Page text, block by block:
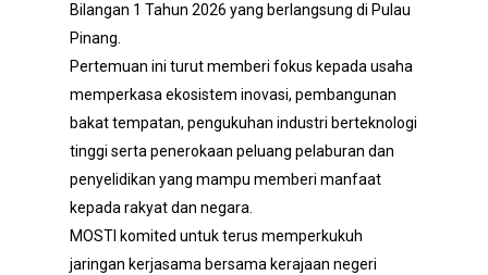
Bilangan 1 Tahun 2026 yang berlangsung di Pulau
Pinang.
Pertemuan ini turut memberi fokus kepada usaha
memperkasa ekosistem inovasi, pembangunan
bakat tempatan, pengukuhan industri berteknologi
tinggi serta penerokaan peluang pelaburan dan
penyelidikan yang mampu memberi manfaat
kepada rakyat dan negara.
MOSTI komited untuk terus memperkukuh
jaringan kerjasama bersama kerajaan negeri